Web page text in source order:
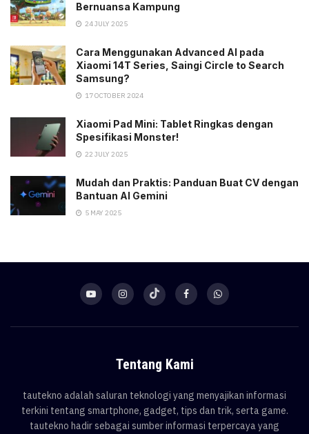
Bernuansa Kampung
24 JULY 2025
Cara Menggunakan Advanced AI pada
Xiaomi 14T Series, Saingi Circle to Search
Samsung?
17 OCTOBER 2024
Xiaomi Pad Mini: Tablet Ringkas dengan
Spesifikasi Monster!
22 JULY 2025
Mudah dan Praktis: Panduan Buat CV dengan
Bantuan AI Gemini
5 MAY 2025
Tentang Kami
tautekno adalah saluran teknologi yang menyajikan informasi
terkini tentang smartphone, gadget, tips dan trik, serta game.
tautekno hadir sebagai sumber informasi terpercaya yang